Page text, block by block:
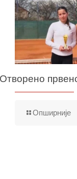
Отворено
Опширније